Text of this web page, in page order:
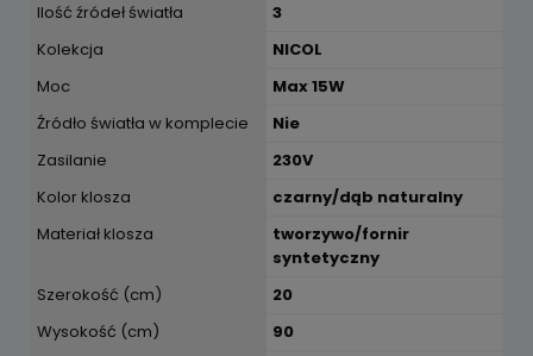
Ilość źródeł światła
3
Kolekcja
NICOL
Moc
Max 15W
Źródło światła w komplecie
Nie
Zasilanie
230V
Kolor klosza
czarny/dąb naturalny
Materiał klosza
tworzywo/fornir
syntetyczny
Szerokość (cm)
20
Wysokość (cm)
90